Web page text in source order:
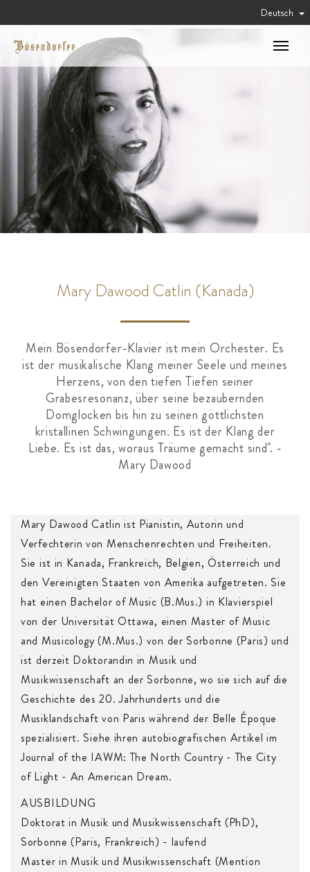
Deutsch
Toggle
Mary Dawood Catlin (Kanada)
Mein Bösendorfer-Klavier ist mein Orchester. Es
ist der musikalische Klang meiner Seele und meines
Herzens, von den tiefen Tiefen seiner
Grabesresonanz, über seine bezaubernden
Domglocken bis hin zu seinen göttlichsten
kristallinen Schwingungen. Es ist der Klang der
Liebe. Es ist das, woraus Träume gemacht sind". -
Mary Dawood
Mary Dawood Catlin ist Pianistin, Autorin und
Verfechterin von Menschenrechten und Freiheiten.
Sie ist in Kanada, Frankreich, Belgien, Österreich und
den Vereinigten Staaten von Amerika aufgetreten. Sie
hat einen Bachelor of Music (B.Mus.) in Klavierspiel
von der Universität Ottawa, einen Master of Music
and Musicology (M.Mus.) von der Sorbonne (Paris) und
ist derzeit Doktorandin in Musik und
Musikwissenschaft an der Sorbonne, wo sie sich auf die
Geschichte des 20. Jahrhunderts und die
Musiklandschaft von Paris während der Belle Époque
spezialisiert. Siehe ihren autobiografischen Artikel im
Journal of the IAWM: The North Country - The City
of Light - An American Dream.
AUSBILDUNG
Doktorat in Musik und Musikwissenschaft (PhD),
Sorbonne (Paris, Frankreich) - laufend
Master in Musik und Musikwissenschaft (Mention